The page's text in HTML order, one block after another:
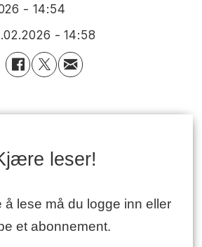
- 14:54
- 14:58
leser!
å lese må du logge inn eller
et abonnement.